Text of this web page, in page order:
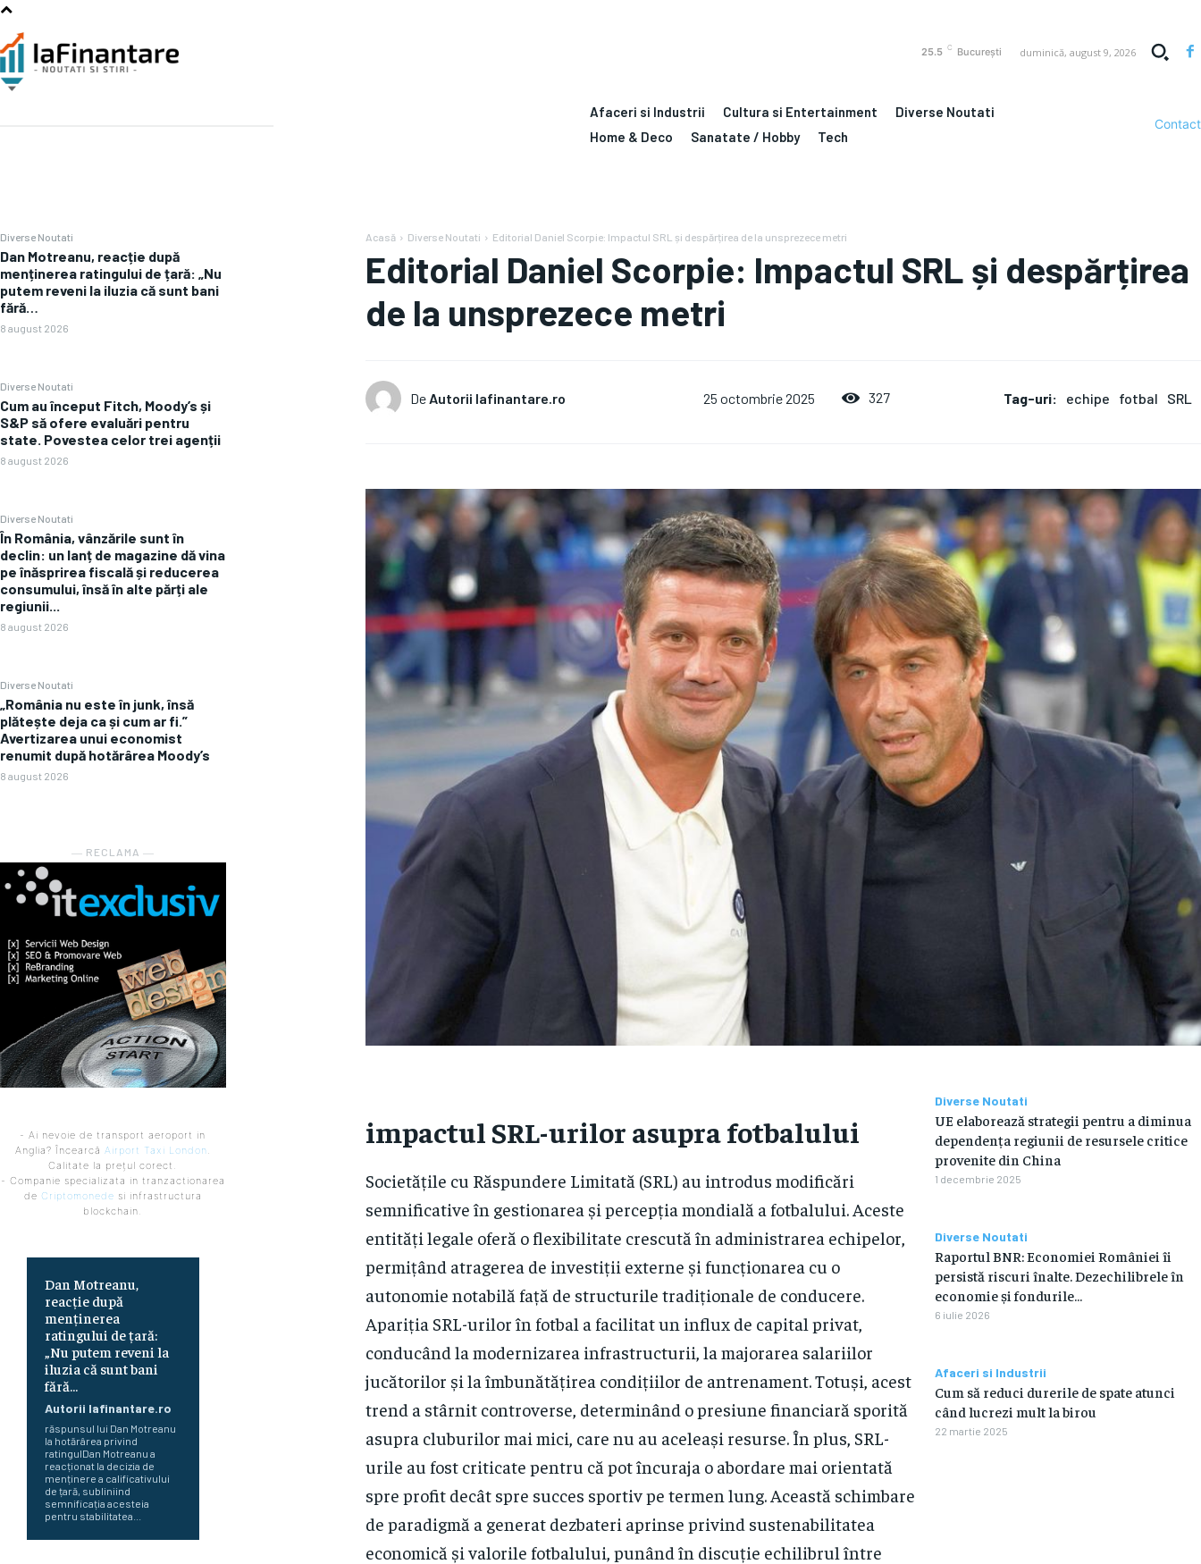
25.5 C București duminică, august 9, 2026
Afaceri si Industrii Cultura si Entertainment
Diverse Noutati
Home & Deco
Sanatate / Hobby Tech
Contact
Diverse Noutati
Dan Motreanu, reacție după
menținerea ratingului de țară: „Nu
putem reveni la iluzia că sunt bani
fără…
8 august 2026
Diverse Noutati
Cum au început Fitch, Moody’s și
S&P să ofere evaluări pentru
state. Povestea celor trei agenții
8 august 2026
Diverse Noutati
În România, vânzările sunt în
declin: un lanț de magazine dă vina
pe înăsprirea fiscală și reducerea
consumului, însă în alte părți ale
regiunii...
8 august 2026
Diverse Noutati
„România nu este în junk, însă
plătește deja ca și cum ar fi.”
Avertizarea unui economist
renumit după hotărârea Moody’s
8 august 2026
― RECLAMA ―
- Ai nevoie de transport aeroport in
Anglia? Încearcă Airport Taxi London.
Calitate la prețul corect.
- Companie specializata in tranzactionarea
de Criptomonede si infrastructura
blockchain.
Dan Motreanu,
reacție după
menținerea
ratingului de țară:
„Nu putem reveni la
iluzia că sunt bani
fără…
Autorii Iafinantare.ro
răspunsul lui Dan Motreanu
la hotărârea privind
ratingulDan Motreanu a
reacționat la decizia de
menținere a calificativului
de țară, subliniind
semnificația acesteia
pentru stabilitatea...
Acasă Diverse Noutati Editorial Daniel Scorpie: Impactul SRL și despărțirea de la unsprezece metri
Editorial Daniel Scorpie: Impactul SRL și despărțirea
de la unsprezece metri
De Autorii Iafinantare.ro 25 octombrie 2025 327 Tag-uri: echipe fotbal SRL
impactul SRL-urilor asupra fotbalului
Societățile cu Răspundere Limitată (SRL) au introdus modificări
semnificative în gestionarea și percepția mondială a fotbalului. Aceste
entități legale oferă o flexibilitate crescută în administrarea echipelor,
permițând atragerea de investiții externe și funcționarea cu o
autonomie notabilă față de structurile tradiționale de conducere.
Apariția SRL-urilor în fotbal a facilitat un influx de capital privat,
conducând la modernizarea infrastructurii, la majorarea salariilor
jucătorilor și la îmbunătățirea condițiilor de antrenament. Totuși, acest
trend a stârnit controverse, determinând o presiune financiară sporită
asupra cluburilor mai mici, care nu au aceleași resurse. În plus, SRL-
urile au fost criticate pentru că pot încuraja o abordare mai orientată
spre profit decât spre succes sportiv pe termen lung. Această schimbare
de paradigmă a generat dezbateri aprinse privind sustenabilitatea
economică și valorile fotbalului, punând în discuție echilibrul între
Diverse Noutati
UE elaborează strategii pentru a diminua
dependența regiunii de resursele critice
provenite din China
1 decembrie 2025
Diverse Noutati
Raportul BNR: Economiei României îi
persistă riscuri înalte. Dezechilibrele în
economie și fondurile…
6 iulie 2026
Afaceri si Industrii
Cum să reduci durerile de spate atunci
când lucrezi mult la birou
22 martie 2025